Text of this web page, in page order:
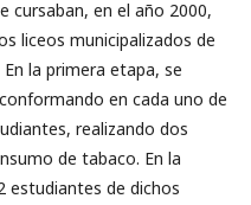
cursaban, en el año 2000,
liceos municipalizados de
la primera etapa, se
en cada uno de
realizando dos
de tabaco. En la
estudiantes de dichos